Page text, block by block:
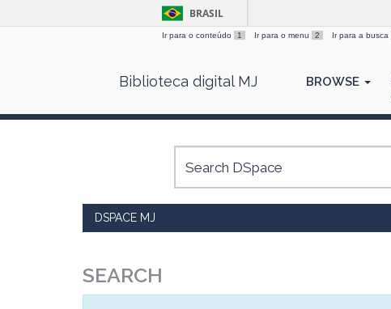
BRASIL
Ir para o conteúdo 1 Ir para o menu 2 Ir para a busca
Biblioteca digital MJ BROWSE
DSPACE MJ
SEARCH